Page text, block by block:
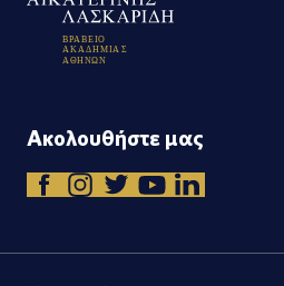
ΒΡΑΒΕΙΟ
ΑΚΑΔΗΜΙΑ Σ
Α ΘΗΝΩΝ
Ακολουθήστε μας